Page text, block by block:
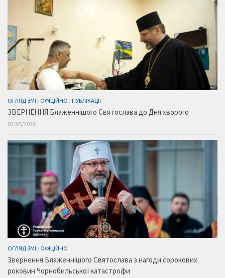
ОГЛЯД ЗМІ / ОФІЦІЙНО /ПУБЛІКАЦІЇ
ЗВЕРНЕННЯ Блаженнішого Святослава до Дня хворого
02/05/2026
ОГЛЯД ЗМІ / ОФІЦІЙНО
Звернення Блаженнішого Святослава з нагоди сорокових
роковин Чорнобильської катастрофи